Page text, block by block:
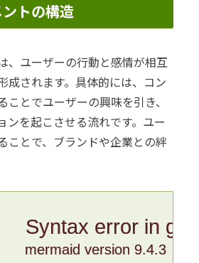
トの構造
、ユーザーの行動と感情が相互
成されます。具体的には、コン
ことでユーザーの興味を引き、
ンを起こさせる流れです。ユー
ことで、ブランドや企業との絆
Syntax error in
mermaid version 9.4.3